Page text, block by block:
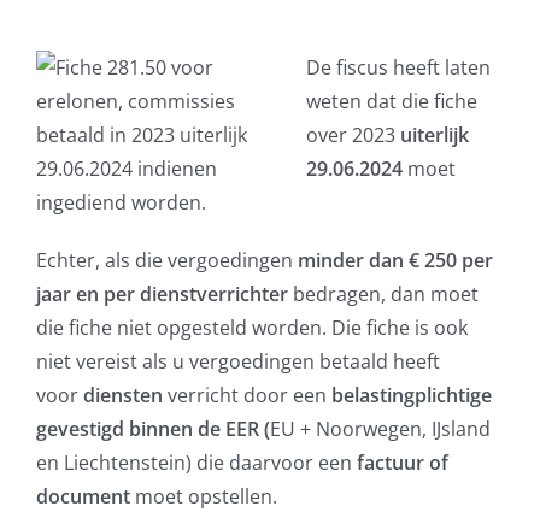
De fiscus heeft laten
weten dat die fiche
over 2023 uiterlijk
29.06.2024 moet
ingediend worden.
Echter, als die vergoedingen minder dan € 250 per
jaar en per dienstverrichterbedragen, dan moet
die fiche niet opgesteld worden. Die fiche is ook
niet vereist als u vergoedingen betaald heeft
voordiensten verricht door een belastingplichtige
gevestigd binnen de EER (EU + Noorwegen, IJsland
en Liechtenstein) die daarvoor een factuur of
document moet opstellen.